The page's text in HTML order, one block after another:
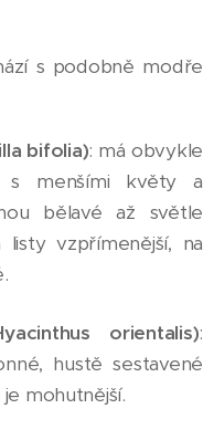
s podobně modře
bifolia): má obvykle
s menšími květy a
bělavé až světle
vzpřímenější, na
orientalis):
hustě sestavené
mohutnější.